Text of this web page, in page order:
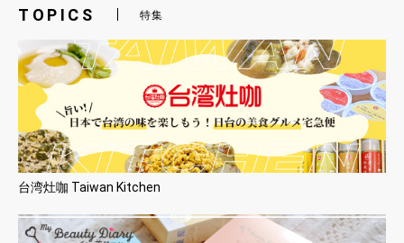
TOPICS 特集
台湾灶咖 Taiwan Kitchen